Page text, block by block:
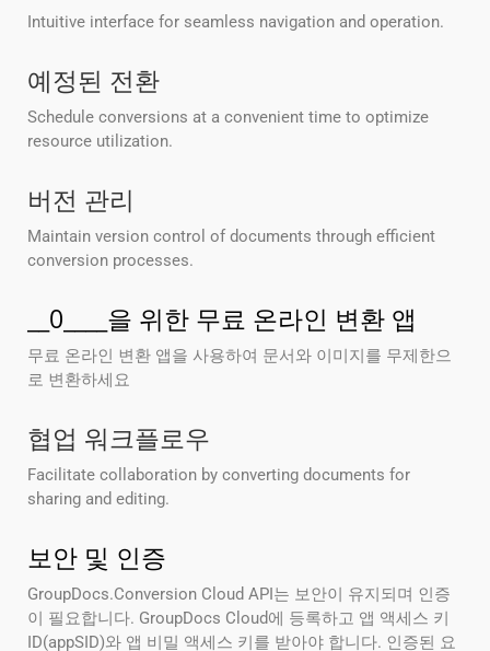
Intuitive interface for seamless navigation and operation.
예정된 전환
Schedule conversions at a convenient time to optimize
resource utilization.
버전 관리
Maintain version control of documents through efficient
conversion processes.
__0____을 위한 무료 온라인 변환 앱
무료 온라인 변환 앱을 사용하여 문서와 이미지를 무제한으
로 변환하세요
협업 워크플로우
Facilitate collaboration by converting documents for
sharing and editing.
보안 및 인증
GroupDocs.Conversion Cloud API는 보안이 유지되며 인증
이 필요합니다. GroupDocs Cloud에 등록하고 앱 액세스 키
ID(appSID)와 앱 비밀 액세스 키를 받아야 합니다. 인증된 요